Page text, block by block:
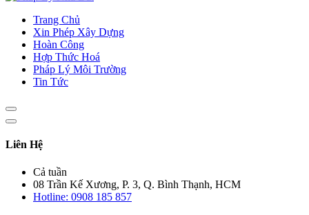
Trang Chủ
Xin Phép Xây Dựng
Hoàn Công
Hợp Thức Hoá
Pháp Lý Môi Trường
Tin Tức
Liên Hệ
Cả tuần
08 Trần Kế Xương, P. 3, Q. Bình Thạnh, HCM
Hotline: 0908 185 857